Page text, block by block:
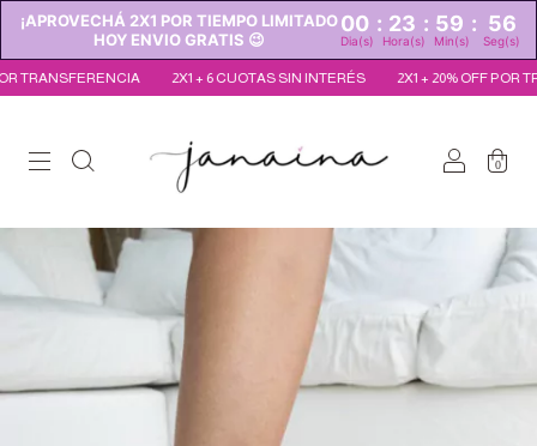
¡APROVECHÁ 2X1 POR TIEMPO LIMITADO
HOY ENVIO GRATIS 😉
00 : 23 : 59 : 55
Dia(s) Hora(s) Min(s) Seg(s)
2X1 + 6 CUOTAS SIN INTERÉS 2X1 + 20% OFF POR
0